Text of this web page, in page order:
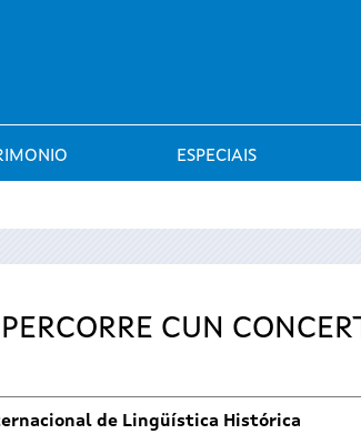
ESPECIAIS
CUN
de Lingüística Histórica